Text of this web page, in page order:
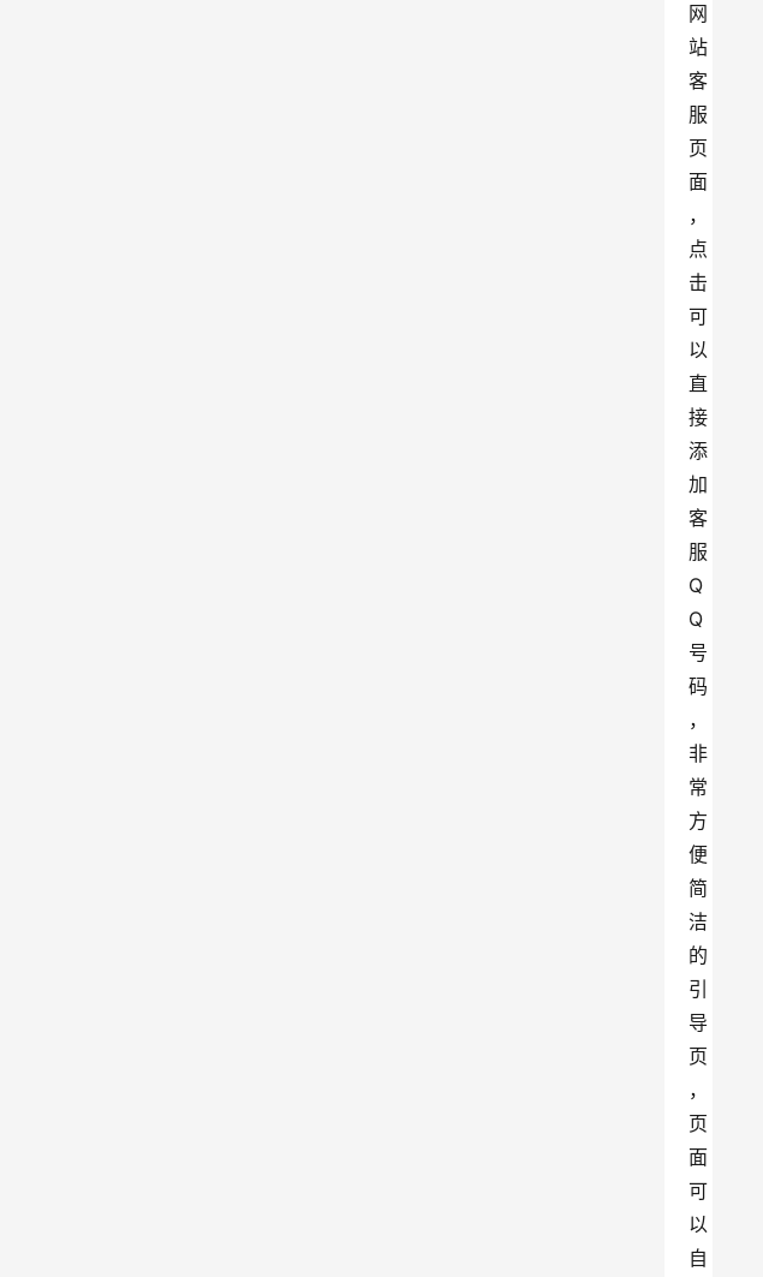
网
站
客
服
页
面
，
点
击
可
以
直
接
添
加
客
服
Q
Q
号
码
，
非
常
方
便
简
洁
的
引
导
页
，
页
面
可
以
自